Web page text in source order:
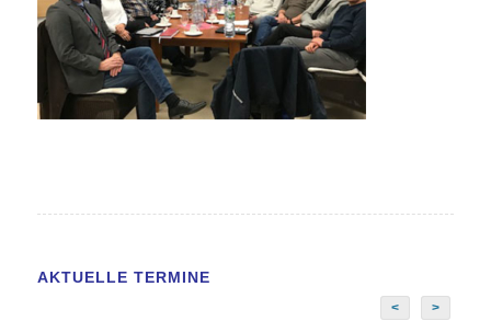
AKTUELLE TERMINE
< >